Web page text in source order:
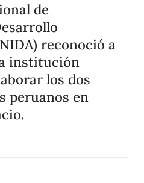
de
reconoció a
institución
los dos
peruanos en